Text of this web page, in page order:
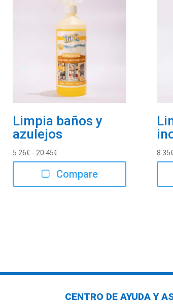
Limpia baños y
azulejos
5.26€ - 20.45€Rango
de
precios:
desde
Compare
8.35
CENTRO DE AYUDA Y